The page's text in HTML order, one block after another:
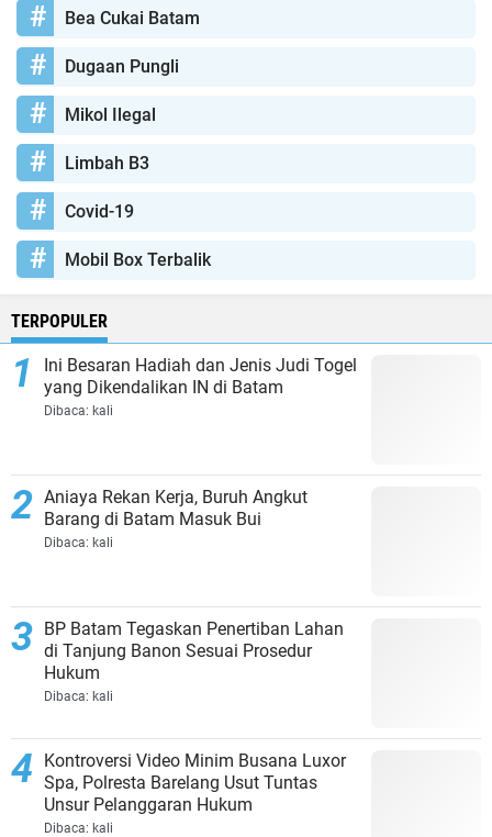
Bea Cukai Batam
Dugaan Pungli
Mikol Ilegal
Limbah B3
Covid-19
Mobil Box Terbalik
TERPOPULER
Ini Besaran Hadiah dan Jenis Judi Togel
yang Dikendalikan IN di Batam
Dibaca: kali
Aniaya Rekan Kerja, Buruh Angkut
Barang di Batam Masuk Bui
Dibaca: kali
BP Batam Tegaskan Penertiban Lahan
di Tanjung Banon Sesuai Prosedur
Hukum
Dibaca: kali
Kontroversi Video Minim Busana Luxor
Spa, Polresta Barelang Usut Tuntas
Unsur Pelanggaran Hukum
Dibaca: kali